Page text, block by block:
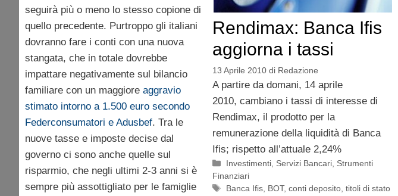
seguirà più o meno lo stesso copione di
quello precedente. Purtroppo gli italiani
dovranno fare i conti con una nuova
stangata, che in totale dovrebbe
impattare negativamente sul bilancio
familiare con un maggiore aggravio
stimato intorno a 1.500 euro secondo
Federconsumatori e Adusbef. Tra le
nuove tasse e imposte decise dal
governo ci sono anche quelle sul
risparmio, che negli ultimi 2-3 anni si è
sempre più assottigliato per le famiglie
Rendimax: Banca Ifis
aggiorna i tassi
13 Aprile 2010 di Redazione
A partire da domani, 14 aprile
2010, cambiano i tassi di interesse di
Rendimax, il prodotto per la
remunerazione della liquidità di Banca
Ifis; rispetto all’attuale 2,24%
Categorie
Investimenti Servizi Bancari Strumenti
Finanziari
Tag
Banca Ifis BOT,conti deposito ,titoli di stato